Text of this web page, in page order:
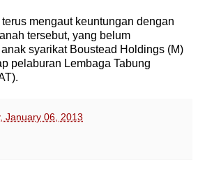
mengaut keuntungan dengan
tersebut, yang belum
syarikat Boustead Holdings (M)
pelaburan Lembaga Tabung
January 06, 2013